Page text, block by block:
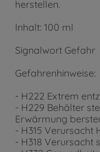
herstellen.
Inhalt: 100 ml
Signalwort Gefahr
Gefahrenhinweise:
- H222 Extrem
- H229 Behälter
Erwärmung
- H315 Verursacht
- H318 Verursacht